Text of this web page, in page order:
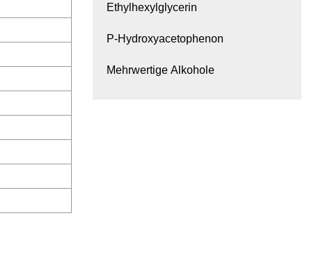
Ethylhexylglycerin
P-Hydroxyacetophenon
Mehrwertige Alkohole